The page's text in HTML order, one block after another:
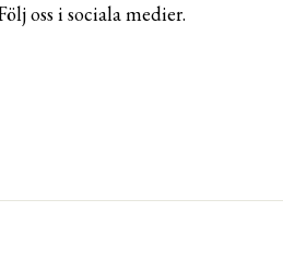
oss i sociala medier.